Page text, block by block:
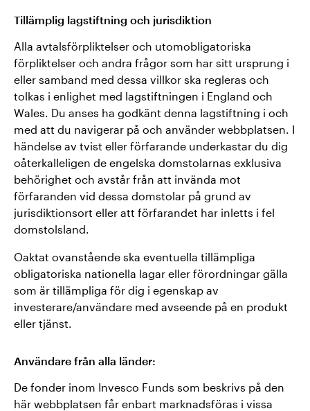
Tillämplig lagstiftning och jurisdiktion
Alla avtalsförpliktelser och utomobligatoriska
förpliktelser och andra frågor som har sitt ursprung i
eller samband med dessa villkor ska regleras och
tolkas i enlighet med lagstiftningen i England och
Wales. Du anses ha godkänt denna lagstiftning i och
med att du navigerar på och använder webbplatsen. I
händelse av tvist eller förfarande underkastar du dig
oåterkalleligen de engelska domstolarnas exklusiva
behörighet och avstår från att invända mot
förfaranden vid dessa domstolar på grund av
jurisdiktionsort eller att förfarandet har inletts i fel
domstolsland.
Oaktat ovanstående ska eventuella tillämpliga
obligatoriska nationella lagar eller förordningar gälla
som är tillämpliga för dig i egenskap av
investerare/användare med avseende på en produkt
eller tjänst.
Användare från alla länder:
De fonder inom Invesco Funds som beskrivs på den
här webbplatsen får enbart marknadsföras i vissa